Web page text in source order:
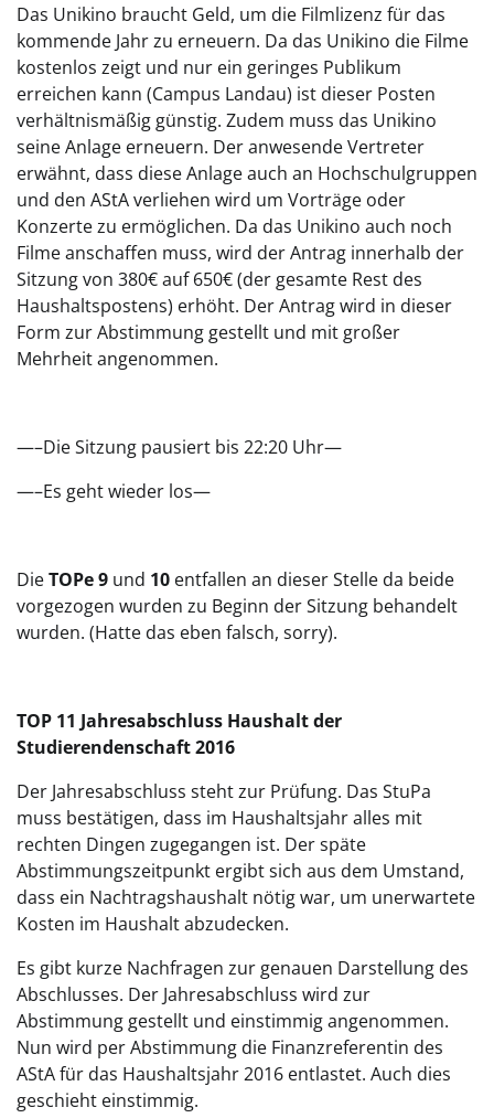
Das Unikino braucht Geld, um die Filmlizenz für das
kommende Jahr zu erneuern. Da das Unikino die Filme
kostenlos zeigt und nur ein geringes Publikum
erreichen kann (Campus Landau) ist dieser Posten
verhältnismäßig günstig. Zudem muss das Unikino
seine Anlage erneuern. Der anwesende Vertreter
erwähnt, dass diese Anlage auch an Hochschulgruppen
und den AStA verliehen wird um Vorträge oder
Konzerte zu ermöglichen. Da das Unikino auch noch
Filme anschaffen muss, wird der Antrag innerhalb der
Sitzung von 380€ auf 650€ (der gesamte Rest des
Haushaltspostens) erhöht. Der Antrag wird in dieser
Form zur Abstimmung gestellt und mit großer
Mehrheit angenommen.
—–Die Sitzung pausiert bis 22:20 Uhr—
—–Es geht wieder los—
DieTOPe 9 und 10 entfallen an dieser Stelle da beide
vorgezogen wurden zu Beginn der Sitzung behandelt
wurden. (Hatte das eben falsch, sorry).
TOP 11 Jahresabschluss Haushalt der
Studierendenschaft 2016
Der Jahresabschluss steht zur Prüfung. Das StuPa
muss bestätigen, dass im Haushaltsjahr alles mit
rechten Dingen zugegangen ist. Der späte
Abstimmungszeitpunkt ergibt sich aus dem Umstand,
dass ein Nachtragshaushalt nötig war, um unerwartete
Kosten im Haushalt abzudecken.
Es gibt kurze Nachfragen zur genauen Darstellung des
Abschlusses. Der Jahresabschluss wird zur
Abstimmung gestellt und einstimmig angenommen.
Nun wird per Abstimmung die Finanzreferentin des
AStA für das Haushaltsjahr 2016 entlastet. Auch dies
geschieht einstimmig.